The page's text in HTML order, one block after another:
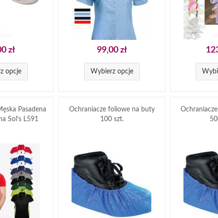
zł
opcje
99,00 zł
Wybierz opcje
Pasadena
Sol's L591
Ochraniacze foliowe na buty
100 szt.